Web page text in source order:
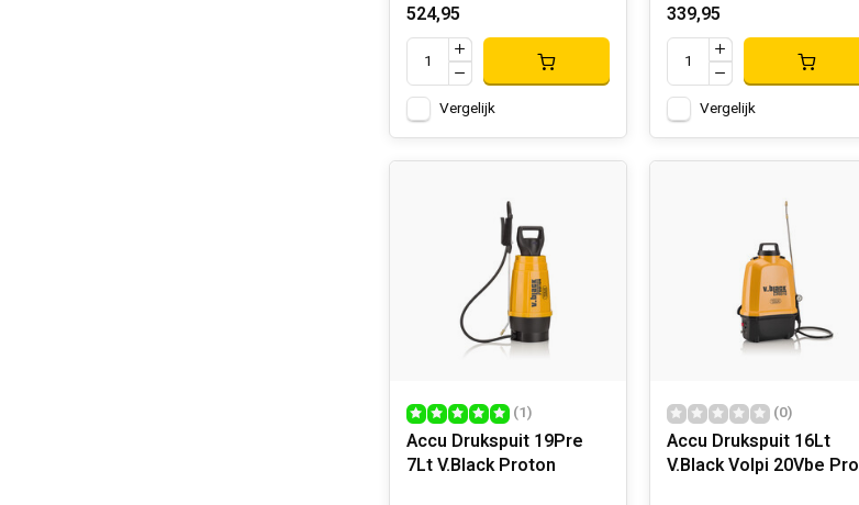
524,95
Vergelijk
339,95
Vergelijk
(1)
Accu Drukspuit 19Pre
7Lt V.Black Proton
(0)
Accu Drukspuit 16Lt
V.Black Volpi 20Vbe Pro